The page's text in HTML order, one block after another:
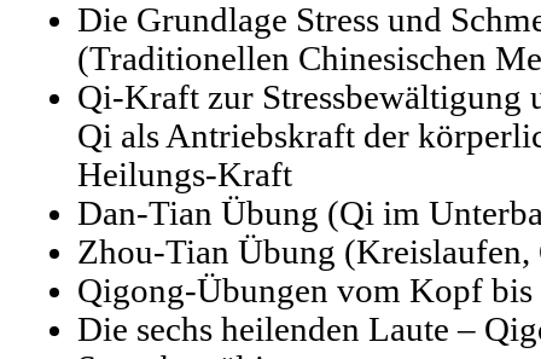
Die Grundlage Stress und
(Traditionellen Chinesischen
Qi-Kraft zur Stressbewältigung
Qi als Antriebskraft der
Heilungs-Kraft
Dan-Tian Übung (Qi im
Zhou-Tian Übung
Qigong-Übungen vom Kopf bis
Die sechs heilenden Laute –